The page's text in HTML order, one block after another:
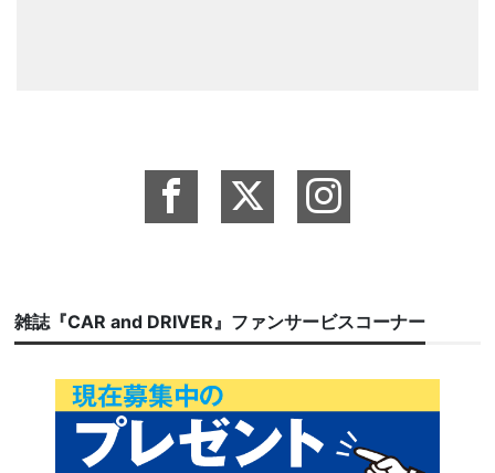
雑誌『CAR and DRIVER』ファンサービスコーナー